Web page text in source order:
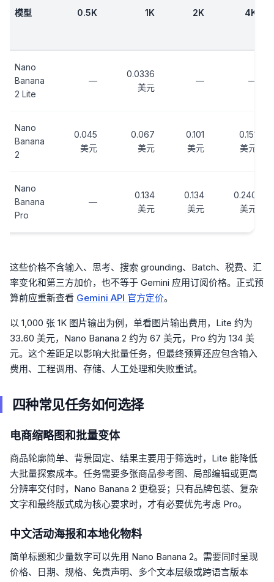
模型 0.5K 1K 2K 4K
Nano
Banana
2 Lite
—
0.0336
美元
— —
Nano
Banana
2
0.045
美元
0.067
美元
0.101
美元
0.151
美元
Nano
Banana
Pro
—
0.134
美元
0.134
美元
0.240
美元
这些价格不含输入、思考、搜索 grounding、Batch、税费、汇
率变化和第三方加价，也不等于 Gemini 应用订阅价格。正式预
算前应重新查看 Gemini API 官方定价。
以 1,000 张 1K 图片输出为例，单看图片输出费用，Lite 约为
33.60 美元，Nano Banana 2 约为 67 美元，Pro 约为 134 美
元。这个差距足以影响大批量任务，但最终预算还应包含输入
费用、工程调用、存储、人工处理和失败重试。
四种常见任务如何选择
电商缩略图和批量变体
商品轮廓简单、背景固定、结果主要用于筛选时，Lite 能降低
大批量探索成本。任务需要多张商品参考图、局部编辑或更高
分辨率交付时，Nano Banana 2 更稳妥；只有品牌包装、复杂
文字和最终版式成为核心要求时，才有必要优先考虑 Pro。
中文活动海报和本地化物料
简单标题和少量数字可以先用 Nano Banana 2。需要同时呈现
价格、日期、规格、免责声明、多个文本层级或跨语言版本